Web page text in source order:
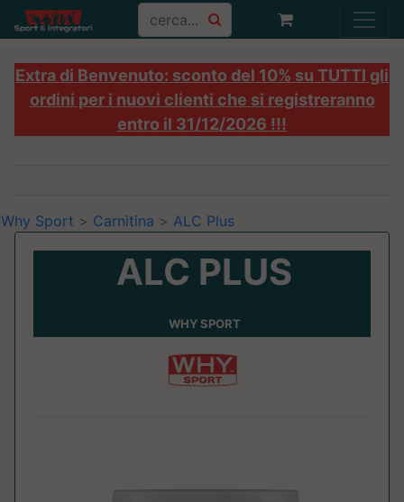
Extra di Benvenuto: sconto del 10% su TUTTI gli
ordini per i nuovi clienti che si registreranno
entro il 31/12/2026 !!!
Why Sport > Carnitina > ALC Plus
ALC PLUS
WHY SPORT